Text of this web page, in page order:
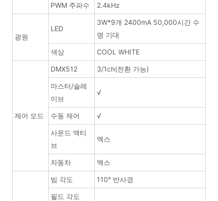
PWM 주파수 2.4kHz
광원
LED
3W*9개 2400mA 50,000시간 수
명 기대
색상 COOL WHITE
제어 모드
DMX512 3/1ch(전환 가능)
마스터/슬레
이브
√
수동 제어 √
사운드 액티
브
엑스
자동차 엑스
빔 각도 110° 반사경
필드 각도